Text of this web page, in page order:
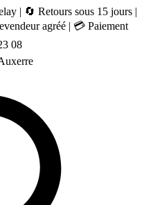
| 🔄 Retours sous 15 jours |
agréé | 💳 Paiement
08